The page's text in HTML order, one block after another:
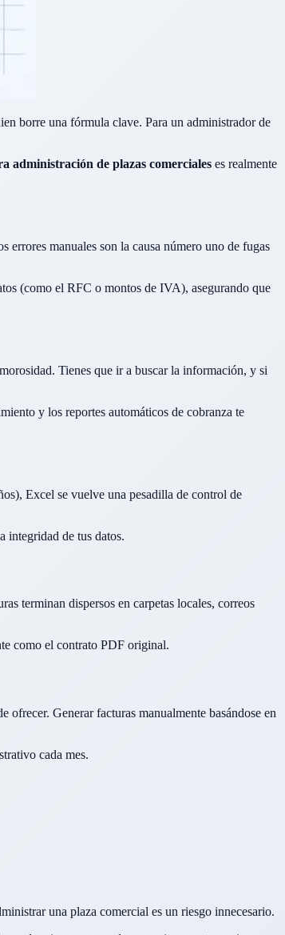
borre una fórmula clave. Para un administrador de
administración de plazas comerciales es realmente
errores manuales son la causa número uno de fugas
(como el RFC o montos de IVA), asegurando que
Tienes que ir a buscar la información, y si
y los reportes automáticos de cobranza te
Excel se vuelve una pesadilla de control de
integridad de tus datos.
terminan dispersos en carpetas locales, correos
como el contrato PDF original.
Generar facturas manualmente basándose en
cada mes.
una plaza comercial es un riesgo innecesario.